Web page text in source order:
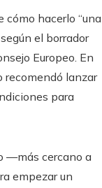
cómo hacerlo “una
el borrador
Europeo. En
recomendó lanzar
para
—más cercano a
empezar un